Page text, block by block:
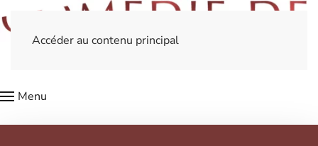
Accéder au contenu principal
Menu